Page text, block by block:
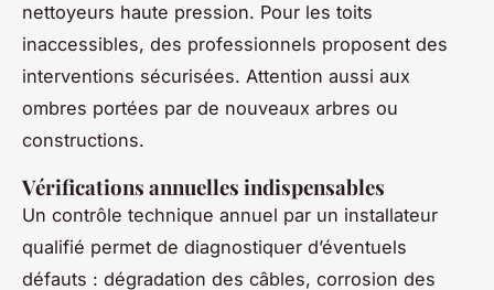
nettoyeurs haute pression. Pour les toits
inaccessibles, des professionnels proposent des
interventions sécurisées. Attention aussi aux
ombres portées par de nouveaux arbres ou
constructions.
Vérifications annuelles indispensables
Un contrôle technique annuel par un installateur
qualifié permet de diagnostiquer d’éventuels
défauts : dégradation des câbles, corrosion des